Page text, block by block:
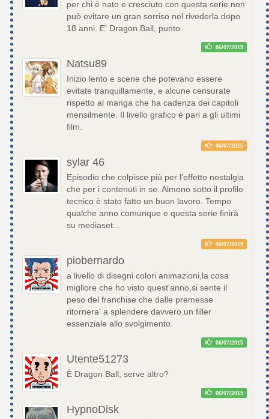
per chi è nato e cresciuto con questa serie non
può evitare un gran sorriso nel rivederla dopo
18 anni. E' Dragon Ball, punto.
06/07/2015
Natsu89
Inizio lento e scene che potevano essere
evitate tranquillamente, e alcune censurate
rispetto al manga che ha cadenza dei capitoli
mensilmente. Il livello grafico è pari a gli ultimi
film.
06/07/2015
sylar 46
Episodio che colpisce più per l'effetto nostalgia
che per i contenuti in se. Almeno sotto il profilo
tecnico è stato fatto un buon lavoro. Tempo
qualche anno comunque e questa serie finirà
su mediaset...
06/07/2015
piobernardo
a livello di disegni colori animazioni,la cosa
migliore che ho visto quest'anno,si sente il
peso del franchise che dalle premesse
ritornera' a splendere davvero.un filler
essenziale allo svolgimento.
06/07/2015
Utente51273
È Dragon Ball, serve altro?
06/07/2015
HypnoDisk